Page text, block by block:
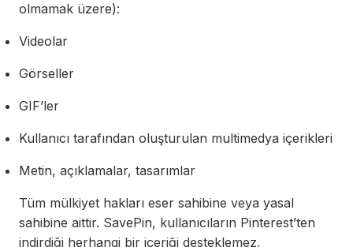
olmamak üzere):
Videolar
Görseller
GIF’ler
Kullanıcı tarafından oluşturulan multimedya içerikleri
Metin, açıklamalar, tasarımlar
Tüm mülkiyet hakları eser sahibine veya yasal
sahibine aittir. SavePin, kullanıcıların Pinterest’ten
indirdiği herhangi bir içeriği desteklemez,